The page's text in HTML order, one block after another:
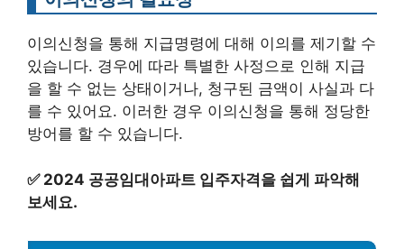
이의신청을 통해 지급명령에 대해 이의를 제기할 수
있습니다. 경우에 따라 특별한 사정으로 인해 지급
을 할 수 없는 상태이거나, 청구된 금액이 사실과 다
를 수 있어요. 이러한 경우 이의신청을 통해 정당한
방어를 할 수 있습니다.
✅ 2024 공공임대아파트 입주자격을 쉽게 파악해
보세요.